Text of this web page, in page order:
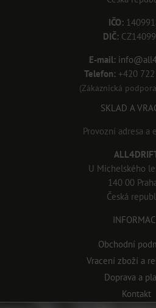
IČO:
DIČ:
E-mail:
Telefon: +420
(Zákaznická
SKLAD A
Provozní adresa a
U Michelského
140 00
Česká
Obchodní
Vracení zboží a
Doprava a
Kontakt